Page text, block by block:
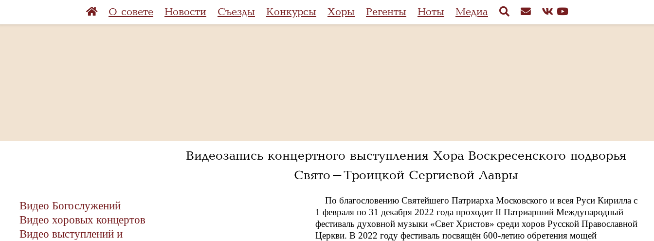
О совете Новости Съезды Конкурсы Хоры Регенты Ноты Медиа
Видеозапись концертного выступления Хора Воскресенского подворья
Свято-Троицкой Сергиевой Лавры
Видео Богослужений
Видео хоровых концертов
Видео выступлений и
По благословению Святейшего Патриарха Московского и всея Руси Кирилла с
1 февраля по 31 декабря 2022 года проходит II Патриарший Международный
фестиваль духовной музыки «Свет Христов» среди хоров Русской Православной
Церкви. В 2022 году фестиваль посвящён 600-летию обретения мощей